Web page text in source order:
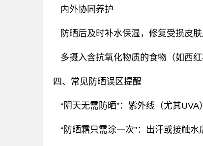
内外协同养护‌
防晒后及时补水保湿，修复受损皮肤
多摄入含抗氧化物质的食物（如西
四、常见防晒误区提醒
“阴天无需防晒”‌：紫外线（尤其
“防晒霜只需涂一次”‌：出汗或接触